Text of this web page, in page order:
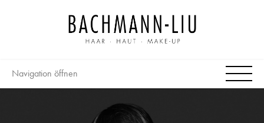
Navigation öffnen